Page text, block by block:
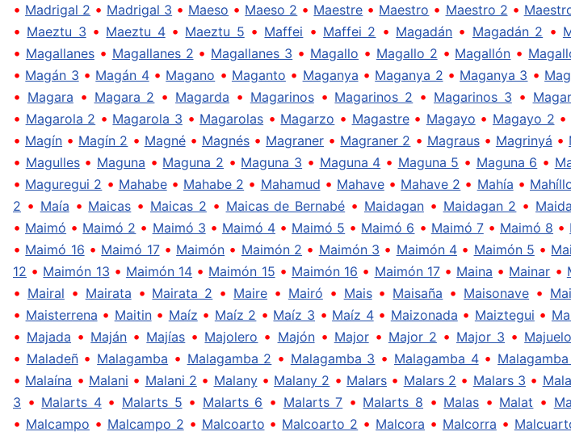
• Madrigal 2 • Madrigal 3 • Maeso • Maeso 2 • Maestre • Maestro • Maestro 2 •
• Maeztu 3 • Maeztu 4• Maeztu 5 • Maffei • Maffei 2 • Magadán • Magadán 2 •
• Magallanes• Magallanes 2 • Magallanes 3 • Magallo • Magallo 2 • Magallón •
• Magán 3 • Magán 4• Magano • Maganto • Maganya • Maganya 2 • Maganya 3 •
• Magara • Magara 2 • Magarda • Magarinos• Magarinos 2 • Magarinos 3 •
• Magarola 2 • Magarola 3 • Magarolas • Magarzo • Magastre• Magayo • Magayo 2 •
• Magín • Magín 2 • Magné• Magnés• Magraner • Magraner 2 • Magraus• Magrinyá •
• Magulles• Maguna • Maguna 2 • Maguna 3 • Maguna 4 • Maguna 5 • Maguna 6 •
• Maguregui 2 • Mahabe• Mahabe 2 • Mahamud • Mahave• Mahave 2 • Mahía •
2 • Maía • Maicas • Maicas 2 • Maicas de Bernabé • Maidagan• Maidagan 2 •
• Maimó • Maimó 2 • Maimó 3 • Maimó 4• Maimó 5 • Maimó 6 • Maimó 7• Maimó 8 •
• Maimó 16 • Maimó 17• Maimón • Maimón 2 • Maimón 3 • Maimón 4• Maimón 5 •
12 • Maimón 13 • Maimón 14 • Maimón 15 • Maimón 16 • Maimón 17• Maina • Mainar •
• Mairal • Mairata • Mairata 2 • Maire • Mairó • Mais• Maisaña • Maisonave •
• Maisterrena • Maitin• Maíz • Maíz 2 • Maíz 3 • Maíz 4• Maizonada • Maiztegui •
• Majada • Maján • Majías • Majolero • Majón• Major• Major 2 • Major 3 • Majuelo
• Maladeñ• Malagamba • Malagamba 2 • Malagamba 3 • Malagamba 4•
• Malaína • Malani • Malani 2 • Malany• Malany 2 • Malars • Malars 2 • Malars 3 •
3 • Malarts 4• Malarts 5 • Malarts 6 • Malarts 7 • Malarts 8 • Malas • Malat •
• Malcampo • Malcampo 2 • Malcoarto • Malcoarto 2 • Malcora • Malcorra •